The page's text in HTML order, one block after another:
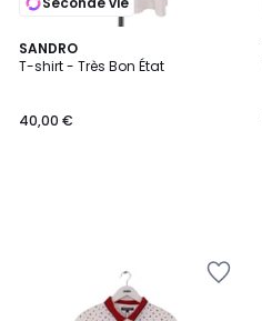
SANDRO
T-shirt - Très Bon État
40,00 €